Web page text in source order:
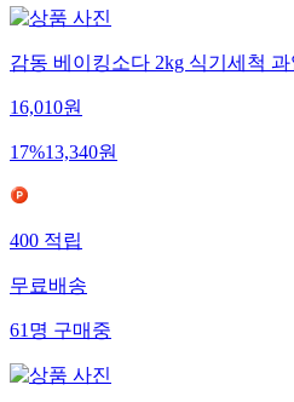
감동 베이킹소다 2kg 식기세척
16,010원
17%13,340원
400적립
무료배송
61명구매중